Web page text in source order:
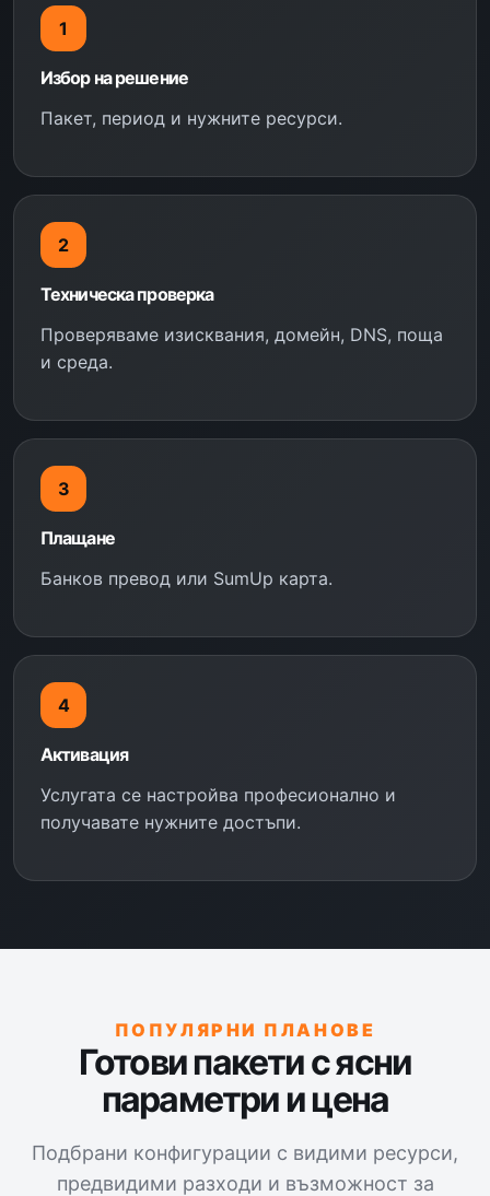
1
Избор на решение
Пакет, период и нужните ресурси.
2
Техническа проверка
Проверяваме изисквания, домейн, DNS, поща
и среда.
3
Плащане
Банков превод или SumUp карта.
4
Активация
Услугата се настройва професионално и
получавате нужните достъпи.
ПОПУЛЯРНИ ПЛАНОВЕ
Готови пакети с ясни
параметри и цена
Подбрани конфигурации с видими ресурси,
предвидими разходи и възможност за